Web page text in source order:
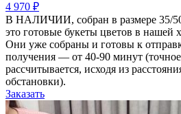
4 970 ₽
В НАЛИЧИИ, собран в размере 35/
это готовые букеты цветов в нашей
Они уже собраны и готовы к
получения — от 40-90 минут (точное
рассчитывается, исходя из
обстановки).
Заказать